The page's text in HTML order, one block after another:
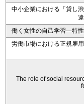
中小企業における「貸し
働く女性の自己学習―特性
労働市場における正規雇
The role of social